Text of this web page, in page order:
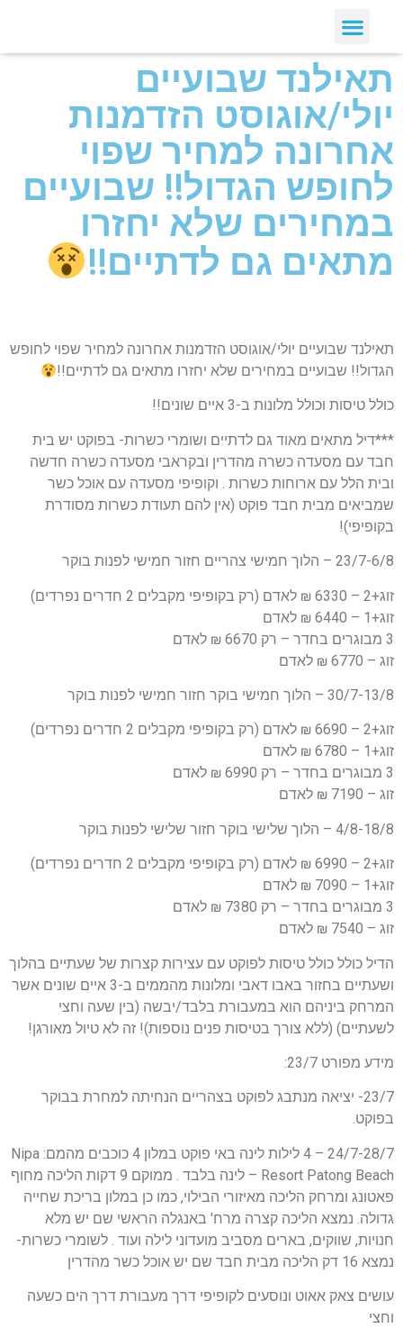
תאילנד שבועיים
יולי/אוגוסט הזדמנות
אחרונה למחיר שפוי
לחופש הגדול!! שבועיים
במחירים שלא יחזרו
מתאים גם לדתיים!!
תאילנד שבועיים יולי/אוגוסט הזדמנות אחרונה למחיר שפוי לחופש
הגדול!! שבועיים במחירים שלא יחזרו מתאים גם לדתיים!!
כולל טיסות וכולל מלונות ב-3 איים שונים!!
***דיל מתאים מאוד גם לדתיים ושומרי כשרות- בפוקט יש בית
חבד עם מסעדה כשרה מהדרין ובקראבי מסעדה כשרה חדשה
ובית הלל עם ארוחות כשרות . וקופיפי מסעדה עם אוכל כשר
שמביאים מבית חבד פוקט (אין להם תעודת כשרות מסודרת
בקופיפי)!
23/7-6/8 – הלוך חמישי צהריים חזור חמישי לפנות בוקר
זוג+2 – 6330 ₪ לאדם (רק בקופיפי מקבלים 2 חדרים נפרדים)
זוג+1 – 6440 ₪ לאדם
3 מבוגרים בחדר – רק 6670 ₪ לאדם
זוג – 6770 ₪ לאדם
30/7-13/8 – הלוך חמישי בוקר חזור חמישי לפנות בוקר
זוג+2 – 6690 ₪ לאדם (רק בקופיפי מקבלים 2 חדרים נפרדים)
זוג+1 – 6780 ₪ לאדם
3 מבוגרים בחדר – רק 6990 ₪ לאדם
זוג – 7190 ₪ לאדם
4/8-18/8 – הלוך שלישי בוקר חזור שלישי לפנות בוקר
זוג+2 – 6990 ₪ לאדם (רק בקופיפי מקבלים 2 חדרים נפרדים)
זוג+1 – 7090 ₪ לאדם
3 מבוגרים בחדר – רק 7380 ₪ לאדם
זוג – 7540 ₪ לאדם
הדיל כולל כולל טיסות לפוקט עם עצירות קצרות של שעתיים בהלוך
ושעתיים בחזור באבו דאבי ומלונות מהממים ב-3 איים שונים אשר
המרחק ביניהם הוא במעבורת בלבד/יבשה (בין שעה וחצי
לשעתיים) (ללא צורך בטיסות פנים נוספות)! זה לא טיול מאורגן!
מידע מפורט 23/7:
23/7- יציאה מנתבג לפוקט בצהריים הנחיתה למחרת בבוקר
בפוקט.
24/7-28/7 – 4 לילות לינה באי פוקט במלון 4 כוכבים מהמם: Nipa
Resort Patong Beach – לינה בלבד . ממוקם 9 דקות הליכה מחוף
פאטונג ומרחק הליכה מאיזורי הבילוי, כמו כן במלון בריכת שחייה
גדולה. נמצא הליכה קצרה מרח' באנגלה הראשי שם יש מלא
חנויות, שווקים, בארים מסביב מועדוני לילה ועוד . לשומרי כשרות-
נמצא 16 דק הליכה מבית חבד שם יש אוכל כשר מהדרין
עושים צאק אאוט ונוסעים לקופיפי דרך מעבורת דרך הים כשעה
וחצי